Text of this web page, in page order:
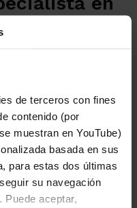
de terceros con fines
contenido (por
muestran en YouTube)
basada en sus
para estas dos últimas
su navegación
aceptar,
a tu lado a
a ti con el
necesites, para
día a día o para
surgirte.
Más información
tu gestor especialista